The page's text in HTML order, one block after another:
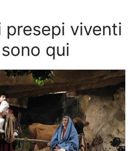
presepi viventi
qui